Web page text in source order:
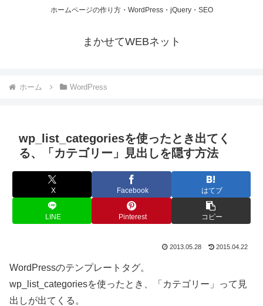
ホームページの作り方・WordPress・jQuery・SEO
まかせてWEBネット
ホーム WordPress
wp_list_categoriesを使ったとき出てく
る、「カテゴリー」見出しを隠す方法
X Facebook はてブ
LINE Pinterest コピー
2013.05.28 2015.04.22
WordPressのテンプレートタグ。
wp_list_categoriesを使ったとき、「カテゴリー」って見
出しが出てくる。